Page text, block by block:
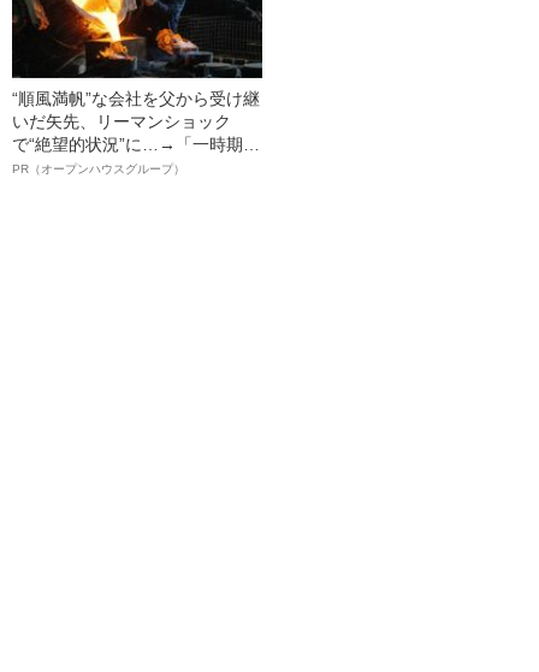
“順風満帆”な会社を父から受け継
いだ矢先、リーマンショック
で“絶望的状況”に…→「一時期は
納品3年待ち」のヒット商品を生
PR（オープンハウスグループ）